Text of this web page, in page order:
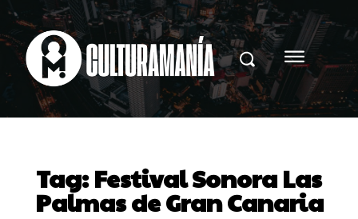
Tag:Festival Sonora Las
Palmas de Gran Canaria